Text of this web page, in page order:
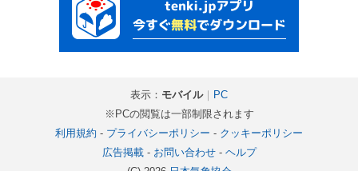
表示： モバイル｜
PC
※PCの閲覧は一部制限されます
利用規約 - プライバシーポリシー - クッキーポリシー
広告掲載- お問い合わせ- ヘルプ